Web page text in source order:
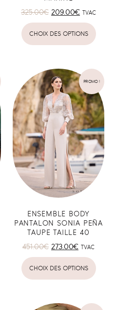
325.00€ 209.00€ TVAC
CHOIX DES OPTIONS
PROMO !
ENSEMBLE BODY
PANTALON SONIA PEÑA
TAUPE TAILLE 40
451.00€ 273.00€ TVAC
CHOIX DES OPTIONS